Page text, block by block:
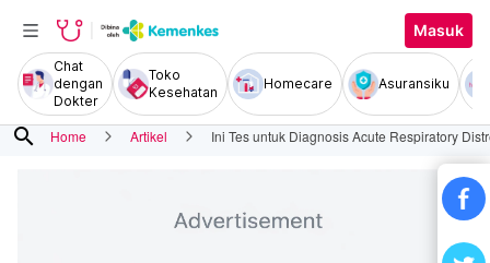
Masuk
Chat
dengan
Dokter
Toko
Kesehatan
Homecare Asuransiku
search Home Artikel Ini Tes untuk Diagnosis Acute Respiratory